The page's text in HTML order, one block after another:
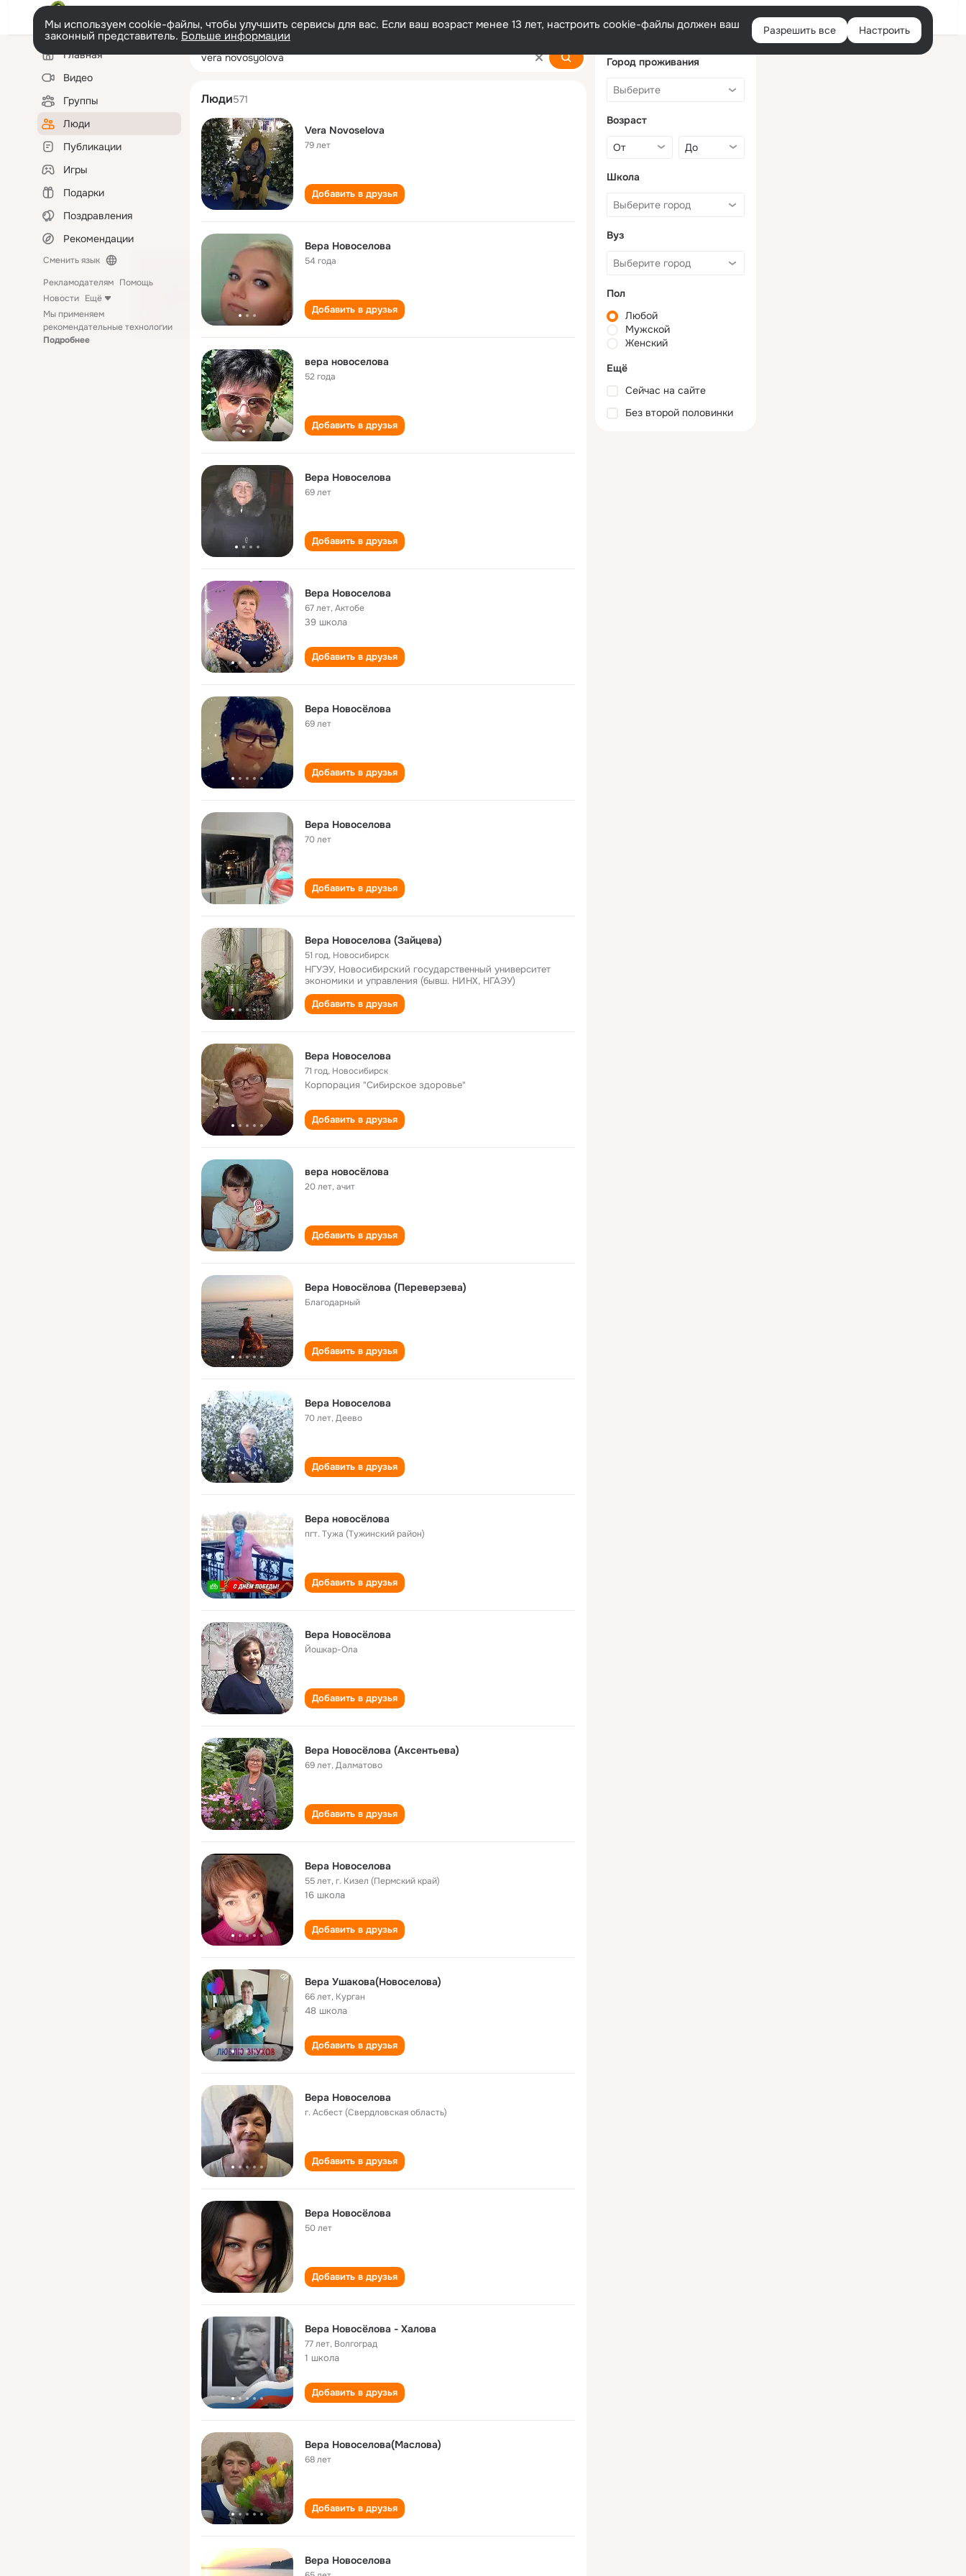
Войти
Мы используем cookie-файлы, чтобы улучшить сервисы для вас. Если ваш возраст менее 13 лет, настроить cookie-файлы должен ваш
законный представитель. Больше информации Разрешить все Настроить
Левая
колонкаГлавная
Видео
Группы
Люди
Публикации
Игры
Подарки
Поздравления
Рекомендации
Сменить язык
Рекламодателям Помощь
Новости Ещё
Мы применяем
рекомендательные технологии
Подробнее
vera novosyolova
Люди571
Vera Novoselova
79 лет
Добавить в друзья
Вера Новоселова
54 года
Добавить в друзья
вера новоселова
52 года
Добавить в друзья
Вера Новоселова
69 лет
Добавить в друзья
Вера Новоселова
67 лет,Актобе
39 школа
Добавить в друзья
Вера Новосёлова
69 лет
Добавить в друзья
Вера Новоселова
70 лет
Добавить в друзья
Вера Новоселова (Зайцева)
51 год, Новосибирск
НГУЭУ, Новосибирский государственный университет
экономики и управления (бывш. НИНХ, НГАЭУ)
Добавить в друзья
Вера Новоселова
71 год, Новосибирск
Корпорация "Сибирское здоровье"
Добавить в друзья
вера новосёлова
20 лет,ачит
Добавить в друзья
Вера Новосёлова (Переверзева)
Благодарный
Добавить в друзья
Вера Новоселова
70 лет,Деево
Добавить в друзья
Вера новосёлова
пгт. Тужа (Тужинский район)
Добавить в друзья
Вера Новосёлова
Йошкар-Ола
Добавить в друзья
Вера Новосёлова (Аксентьева)
69 лет,Далматово
Добавить в друзья
Вера Новоселова
55 лет,г. Кизел (Пермский край)
16 школа
Добавить в друзья
Вера Ушакова(Новоселова)
66 лет, Курган
48 школа
Добавить в друзья
Вера Новоселова
г. Асбест (Свердловская область)
Добавить в друзья
Вера Новосёлова
50 лет
Добавить в друзья
Вера Новосёлова - Халова
77 лет, Волгоград
1 школа
Добавить в друзья
Вера Новоселова(Маслова)
68 лет
Добавить в друзья
Вера Новоселова
Город проживания
Возраст
Школа
Вуз
Пол
Любой
Мужской
Женский
Ещё
Сейчас на сайте
Без второй половинки